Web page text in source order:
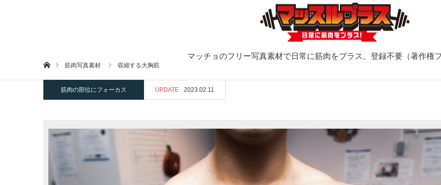
マッチョのフリー写真素材で日常に筋肉をプラス。登録不要（著作権
ホーム筋肉写真素材 収縮する大胸筋
筋肉の部位にフォーカス UPDATE 2023.02.11